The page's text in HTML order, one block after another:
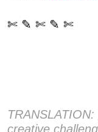
✄ ✎ ✄ ✎ ✄
TRANSLATION:
creative